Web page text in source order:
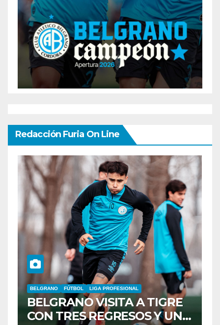
Redacción Furia On Line
UNA
FÚTBOL LIGA PROFESIONAL TALLERES
LA T VOLVIO AL TRIUNFO